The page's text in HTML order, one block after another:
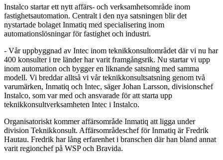
Instalco startar ett nytt affärs- och verksamhetsområde inom
fastighetsautomation. Centralt i den nya satsningen blir det
nystartade bolaget Inmatiq med specialisering inom
automationslösningar för fastighet och industri.
- Vår uppbyggnad av Intec inom teknikkonsultområdet där vi nu har
400 konsulter i tre länder har varit framgångsrik. Nu startar vi upp
inom automation och bygger en liknande satsning med samma
modell. Vi breddar alltså vi vår teknikkonsultsatsning genom två
varumärken, Inmatiq och Intec, säger Johan Larsson, divisionschef
Instalco, som var med och ansvarade för att starta upp
teknikkonsultverksamheten Intec i Instalco.
Organisatoriskt kommer affärsområde Inmatiq att ligga under
division Teknikkonsult. Affärsområdeschef för Inmatiq är Fredrik
Hautau. Fredrik har lång erfarenhet i branschen där han bland annat
varit regionchef på WSP och Bravida.